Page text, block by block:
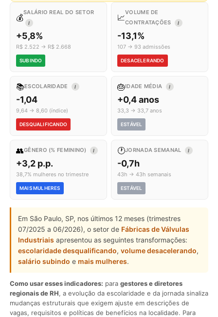
💰
SALÁRIO REAL DO SETOR
I
+5,8%
R$ 2.522 → R$ 2.668
SUBINDO
📈
VOLUME DE
CONTRATAÇÕES
I
-13,1%
107 → 93 admissões
DESACELERANDO
📚ESCOLARIDADE I
-1,04
9,64 → 8,60 (índice)
DESQUALIFICANDO
🎂IDADE MÉDIA I
+0,4 anos
33,3 → 33,7 anos
ESTÁVEL
👥GÊNERO (% FEMININO) I
+3,2 p.p.
38,7% mulheres no trimestre
MAIS MULHERES
🕐JORNADA SEMANAL I
-0,7h
43h → 43h semanais
ESTÁVEL
Em São Paulo, SP, nos últimos 12 meses (trimestres
07/2025 a 06/2026), o setor de Fábricas de Válvulas
Industriais apresentou as seguintes transformações:
escolaridade desqualificando, volume desacelerando,
salário subindo e mais mulheres.
Como usar esses indicadores: para gestores e diretores
regionais de RH, a evolução da escolaridade e da jornada sinaliza
mudanças estruturais que exigem ajuste em descrições de
vagas, requisitos e políticas de benefícios na localidade. Para